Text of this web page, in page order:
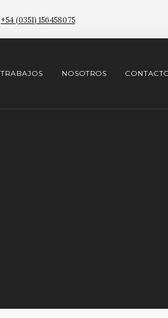
+54 (0351) 156458075
TRABAJOS NOSOTROS